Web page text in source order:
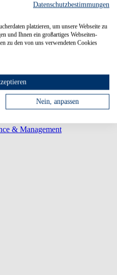
und Marketing
Ansprechpartner
& Management
Datenschutzbestimmungen
platzieren, um unsere Webseite zu
und Ihnen ein großartiges Webseiten-
zu den von uns verwendeten Cookies
Nein, anpassen